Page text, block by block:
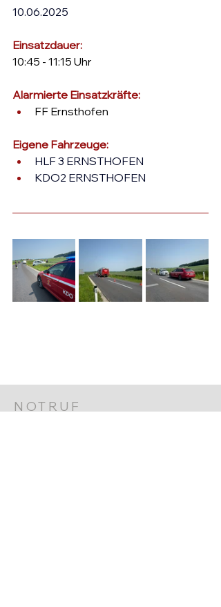
10.06.2025
Einsatzdauer:
10:45 - 11:15 Uhr
Alarmierte Einsatzkräfte:
FF Ernsthofen
Eigene Fahrzeuge:
HLF 3 ERNSTHOFEN
KDO2 ERNSTHOFEN
NOTRUF